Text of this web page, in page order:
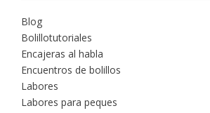
Blog
Bolillotutoriales
Encajeras al habla
Encuentros de bolillos
Labores
Labores para peques